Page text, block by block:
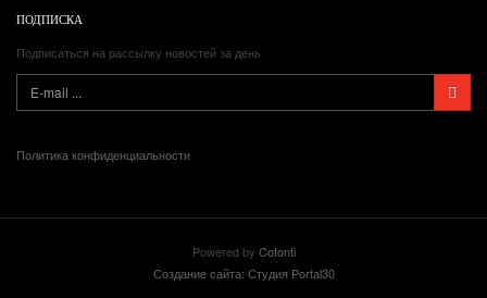
ПОДПИСКА
Подписаться на рассылку новостей за день
Политика конфиденциальности
Powered by Cotonti
Создание сайта: Студия Portal30